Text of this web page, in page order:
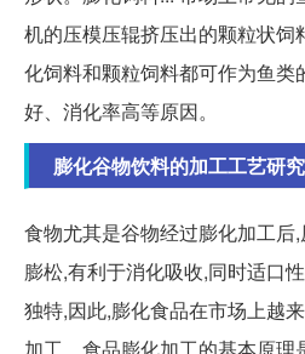
机的压模压辊挤压出的颗粒状饲
化饲料和颗粒饲料都可作为鱼类
好、消化率高等原因。
膨化谷物饮料的加工工艺研
食物尤其是谷物经过膨化加工后
膨松,有利于消化吸收,同时适口
独特,因此,膨化食品在市场上越